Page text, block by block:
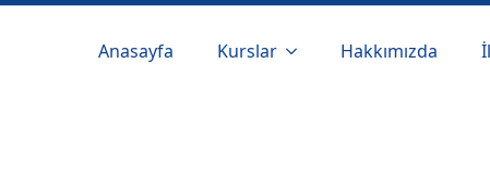
Anasayfa Kurslar Hakkımızda